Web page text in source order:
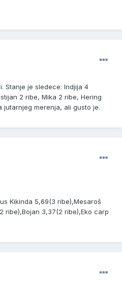
Stanje je sledece: Indjija 4
2 ribe, Mika 2 ribe, Hering
jutarnjeg merenja, ali gusto je.
Kikinda 5,69(3 ribe),Mesaroš
ribe),Bojan 3,37(2 ribe),Eko carp